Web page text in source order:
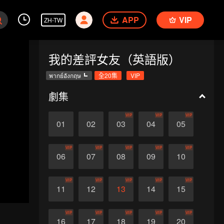
ZH-TW APP VIP
我的差評女友（英語版）
พากย์อังกฤษ 全20集 VIP
劇集
01 02 03
VIP
04
VIP
05
VIP
06
VIP
07
VIP
08
VIP
09
VIP
10
VIP
11
VIP
12
VIP
13
VIP
14
VIP
15
VIP
16
VIP
17
VIP
18
VIP
19
VIP
20
VIP